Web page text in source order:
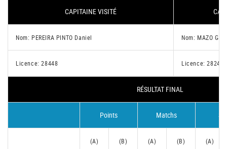
CAPITAINE VISITÉ
Nom: PEREIRA PINTO Daniel Nom: MAZO
Licence: 28448 Licence: 28243
RÉSULTAT FINAL
Points Matchs
(A) (B) (A) (B) (A)